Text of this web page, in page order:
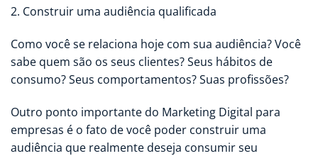
2. Construir uma audiência qualificada
Como você se relaciona hoje com sua audiência? Você
sabe quem são os seus clientes? Seus hábitos de
consumo? Seus comportamentos? Suas profissões?
Outro ponto importante do Marketing Digital para
empresas é o fato de você poder construir uma
audiência que realmente deseja consumir seu